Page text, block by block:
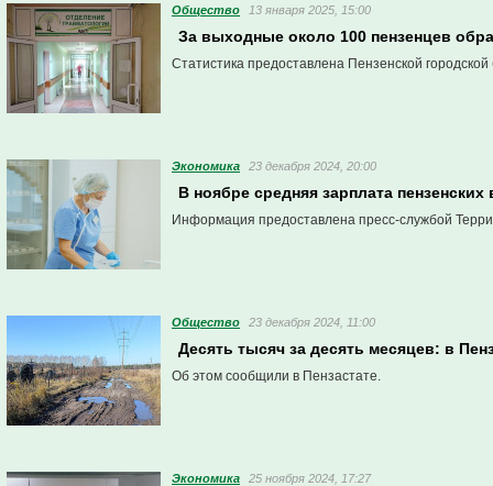
Общество 13 января 2025, 15:00
За выходные около 100 пензенцев
Статистика предоставлена Пензенской
Экономика 23 декабря 2024, 20:00
В ноябре средняя зарплата
Информация предоставлена пресс-службой
Общество 23 декабря 2024, 11:00
Десять тысяч за десять месяцев: в
Об этом сообщили в Пензастате.
Экономика 25 ноября 2024, 17:27